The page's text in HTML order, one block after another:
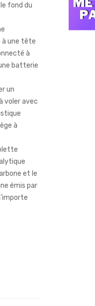
fond du
à une tête
à
batterie
un
voler avec
à
et le
émis par